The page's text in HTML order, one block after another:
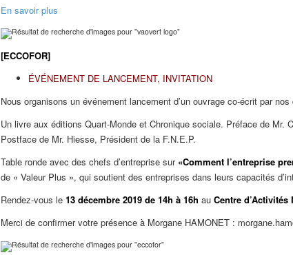
En savoir plus
[ECCOFOR]
ÉVÉNEMENT DE LANCEMENT, INVITATION
Nous organisons un événement lancement d’un ouvrage co-écrit par
Un livre aux éditions Quart-Monde et Chronique sociale. Préface de Mr.
Postface de Mr. Hiesse, Président de la F.N.E.P.
Table ronde avec des chefs d’entreprise sur «Comment l’entreprise
de « Valeur Plus », qui soutient des entreprises dans leurs capacités
Rendez-vous le 13 décembre 2019 de 14h à 16h au Centre d’Activités
Merci de confirmer votre présence à Morgane HAMONET :